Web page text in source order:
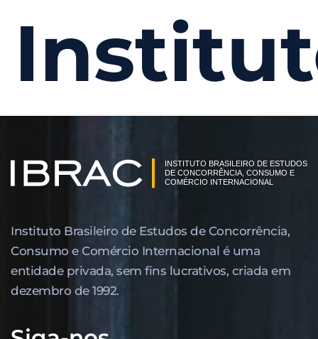
Instituto Brasileiro de Estudos de Concor­rência,
Consumo e Comércio Internacional é uma
entidade privada, sem fins lucrativos, criada em
dezembro de 1992.